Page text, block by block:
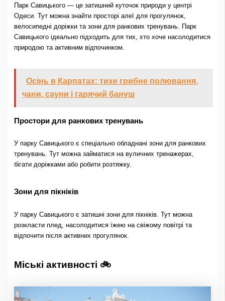
Парк Савицького — це затишний куточок природи у центрі
Одеси. Тут можна знайти просторі алеї для прогулянок,
велосипедні доріжки та зони для ранкових тренувань. Парк
Савицького ідеально підходить для тих, хто хоче насолодитися
природою та активним відпочинком.
Осінь в Карпатах: тихе грибне полювання,
чани, сауни і гарячий бануш
Простори для ранкових тренувань
У парку Савицького є спеціально обладнані зони для ранкових
тренувань. Тут можна займатися на вуличних тренажерах,
бігати доріжками або робити розтяжку.
Зони для пікніків
У парку Савицького є затишні зони для пікніків. Тут можна
розкласти плед, насолодитися їжею на свіжому повітрі та
відпочити після активних прогулянок.
Міські активності 🚲